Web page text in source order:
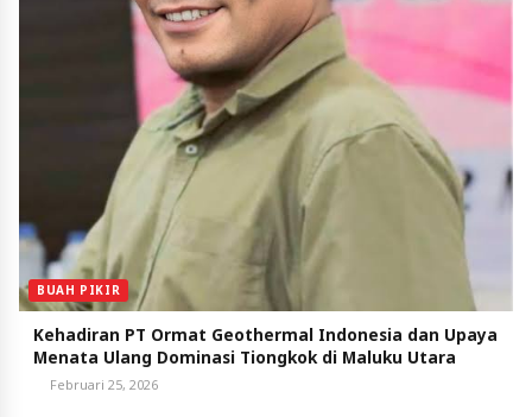
BUAH PIKIR
Kehadiran PT Ormat Geothermal Indonesia dan Upaya
Menata Ulang Dominasi Tiongkok di Maluku Utara
Februari 25, 2026